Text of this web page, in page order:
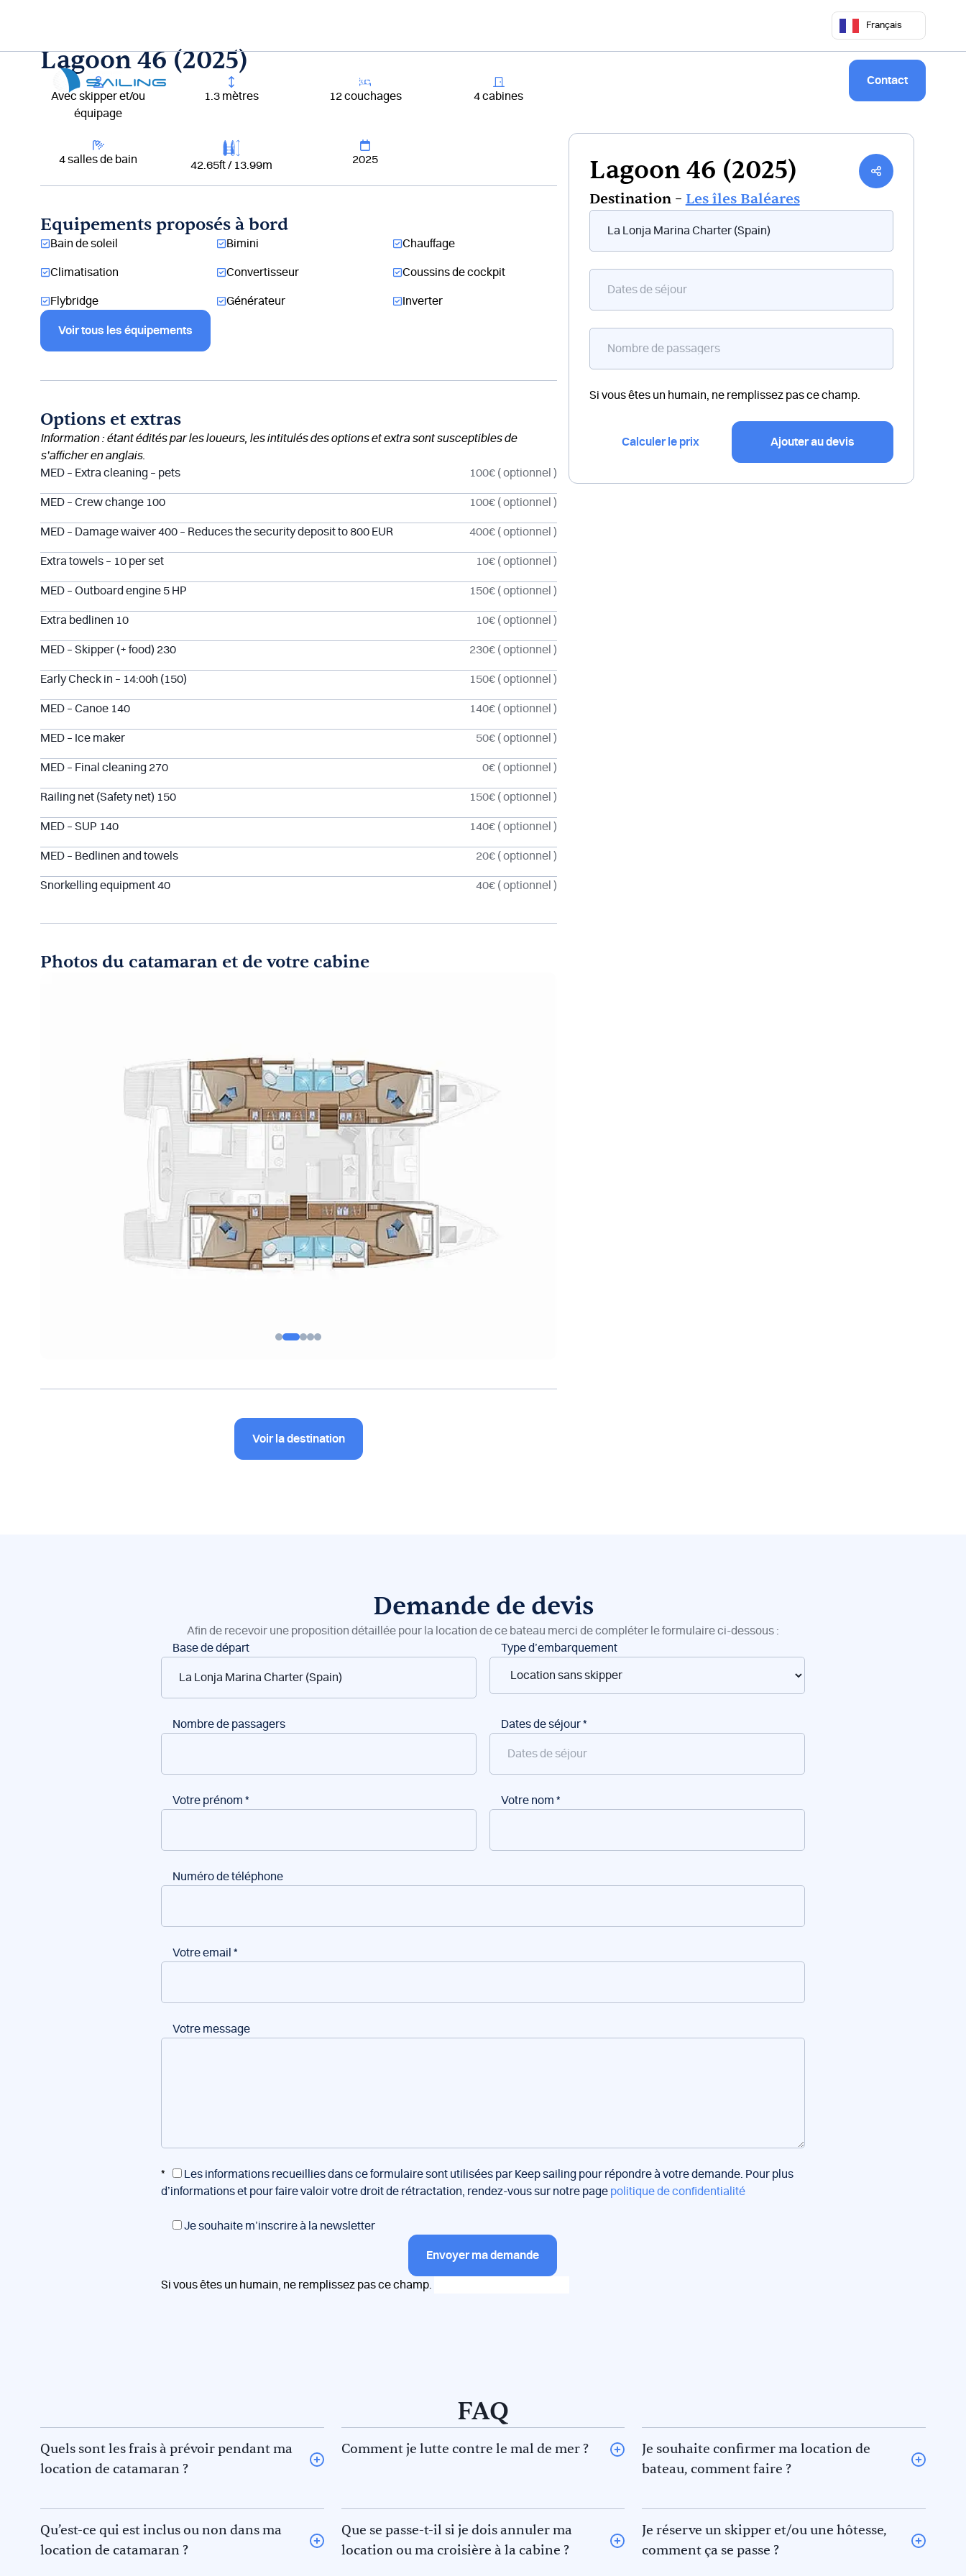
Français
Louer un bateau Contact
Lagoon 46 (2025)
Avec skipper et/ou
équipage
1.3 mètres 12 couchages 4 cabines
4 salles de bain 42.65ft / 13.99m 2025
Equipements proposés à bord
Bain de soleil Bimini Chauffage
Climatisation Convertisseur Coussins de cockpit
Flybridge Générateur Inverter
Voir tous les équipements
Options et extras
Information : étant édités par les loueurs, les intitulés des options et extra sont susceptibles de
s’afficher en anglais.
MED – Extra cleaning – pets
100€ ( optionnel )
MED – Crew change 100 100€ ( optionnel )
MED – Damage waiver 400 – Reduces the security deposit to 800 EUR 400€ ( optionnel )
Extra towels – 10 per set 10€ ( optionnel )
MED – Outboard engine 5 HP 150€ ( optionnel )
Extra bedlinen 10 10€ ( optionnel )
MED – Skipper (+ food) 230 230€ ( optionnel )
Early Check in – 14:00h (150) 150€ ( optionnel )
MED – Canoe 140 140€ ( optionnel )
MED – Ice maker 50€ ( optionnel )
MED – Final cleaning 270 0€ ( optionnel )
Railing net (Safety net) 150 150€ ( optionnel )
MED – SUP 140 140€ ( optionnel )
MED – Bedlinen and towels 20€ ( optionnel )
Snorkelling equipment 40 40€ ( optionnel )
Photos du catamaran et de votre cabine
Voir la destination
Lagoon 46 (2025)
Destination – Les îles Baléares
flottant
bateau
Si vous êtes un humain, ne remplissez pas ce champ.
Calculer le prix Ajouter au devis
Demande de devis
Afin de recevoir une proposition détaillée pour la location de ce bateau merci de compléter le formulaire ci-dessous :
Réservation
bateaux
Base de départ Type d’embarquement
Nombre de passagers Dates de séjour*
Votre prénom * Votre nom *
Numéro de téléphone
Votre email *
Votre message
*
Les informations recueillies dans ce formulaire sont utilisées par Keep sailing pour répondre à votre demande. Pour plus
d’informations et pour faire valoir votre droit de rétractation, rendez-vous sur notre page politique de confidentialité
Je souhaite m’inscrire à la newsletter
Envoyer ma demande
Si vous êtes un humain, ne remplissez pas ce champ.
FAQ
Quels sont les frais à prévoir pendant ma
location de catamaran ?
skipper et/ou hôtesse
Le gasoil
L’essence pour l’annexe
Comment je lutte contre le mal de mer ?
suffisant.
Lefroid: Portez des vêtements adaptés pour éviter
Je souhaite confirmer ma location de
bateau, comment faire ?
bateau le temps de recevoir votre acompte. La
réservation ne sera considérée comme définitive
qu’une fois votre acompte reçu (par virement bancaire
Qu’est-ce qui est inclus ou non dans ma
location de catamaran ?
Que se passe-t-il si je dois annuler ma
location ou ma croisière à la cabine ?
Je réserve un skipper et/ou une hôtesse,
comment ça se passe ?